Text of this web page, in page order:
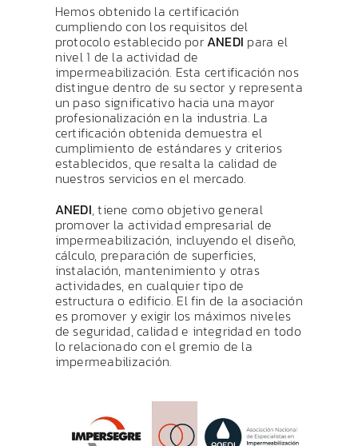
Hemos obtenido la certificación
cumpliendo con los requisitos del
protocolo establecido porANEDI para el
nivel 1 de la actividad de
impermeabilización. Esta certificación nos
distingue dentro de su sector y representa
un paso significativo hacia una mayor
profesionalización en la industria. La
certificación obtenida demuestra el
cumplimiento de estándares y criterios
establecidos, que resalta la calidad de
nuestros servicios en el mercado.
ANEDI, tiene como objetivo general
promover la actividad empresarial de
impermeabilización, incluyendo el diseño,
cálculo, preparación de superficies,
instalación, mantenimiento y otras
actividades, en cualquier tipo de
estructura o edificio. El fin de la asociación
es promover y exigir los máximos niveles
de seguridad, calidad e integridad en todo
lo relacionado con el gremio de la
impermeabilización.